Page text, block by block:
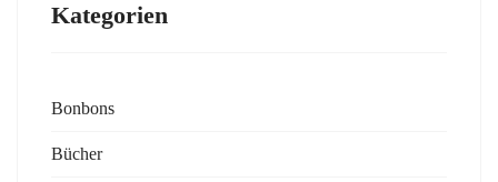
Kategorien
Bonbons
Bücher